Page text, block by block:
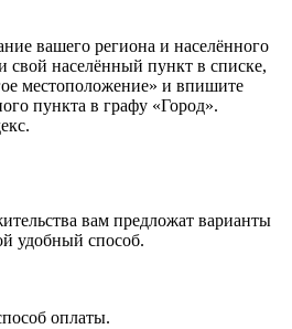
вашего региона и населённого
населённый пункт в списке,
местоположение» и впишите
пункта в графу «Город».
вам предложат варианты
удобный способ.
оплаты.